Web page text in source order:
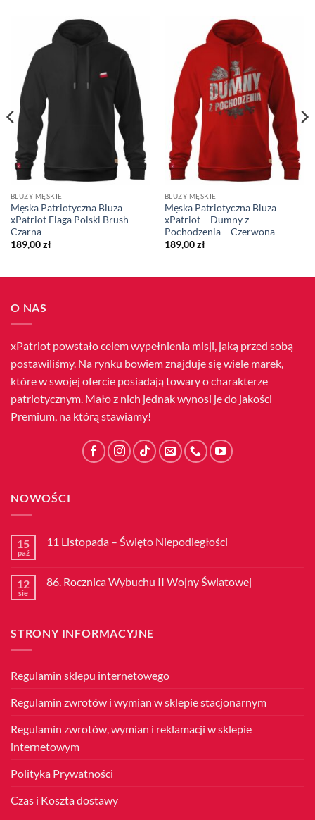
BLUZY MĘSKIE
Męska Patriotyczna Bluza
xPatriot Flaga Polski Brush
Czarna
189,00zł
BLUZY MĘSKIE
Męska Patriotyczna Bluza
xPatriot – Dumny z
Pochodzenia – Czerwona
189,00zł
O NAS
xPatriot powstało celem wypełnienia misji, jaką przed sobą
postawiliśmy. Na rynku bowiem znajduje się wiele marek,
które w swojej ofercie posiadają towary o charakterze
patriotycznym. Mało z nich jednak wynosi je do jakości
Premium, na którą stawiamy!
NOWOŚCI
15
paź
11 Listopada – Święto Niepodległości
11
12
sie
86. Rocznica Wybuchu II Wojny Światowej
Rocznica
STRONY INFORMACYJNE
Regulamin sklepu internetowego
Regulamin zwrotów i wymian w sklepie stacjonarnym
Regulamin zwrotów, wymian i reklamacji w sklepie
internetowym
Polityka Prywatności
Czas i Koszta dostawy